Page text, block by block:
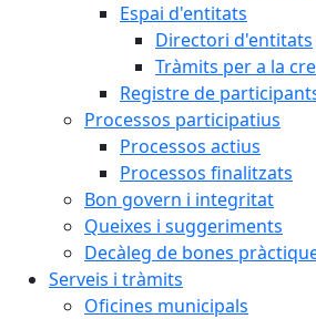
Espai d'entitats
Directori d'entitats
Tràmits per a la
Registre de
Processos participatius
Processos actius
Processos finalitzats
Bon govern i integritat
Queixes i suggeriments
Decàleg de bones
Serveis i tràmits
Oficines municipals